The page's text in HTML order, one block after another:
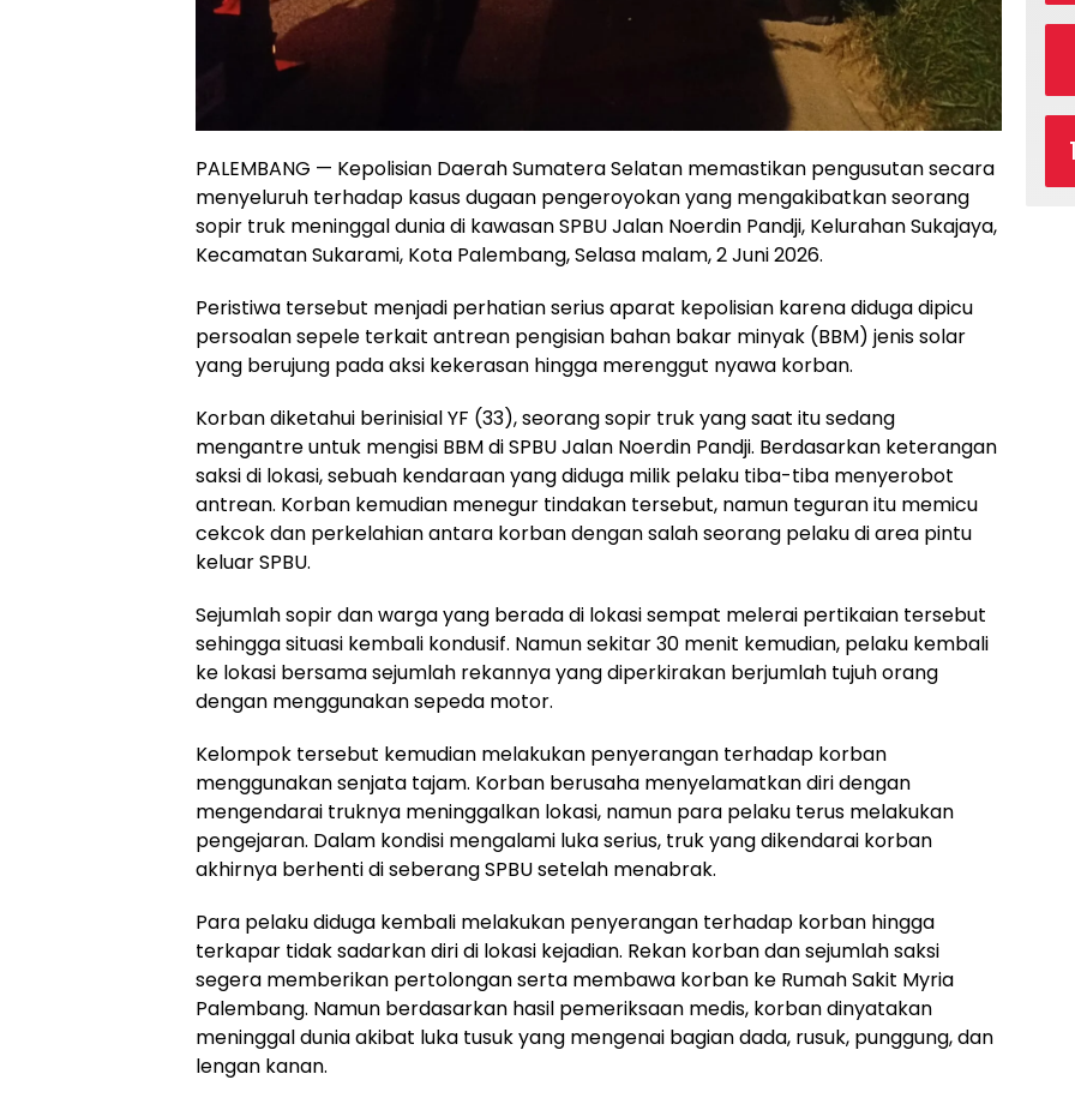
PALEMBANG — Kepolisian Daerah Sumatera Selatan memastikan pengusutan secara
menyeluruh terhadap kasus dugaan pengeroyokan yang mengakibatkan seorang
sopir truk meninggal dunia di kawasan SPBU Jalan Noerdin Pandji, Kelurahan Sukajaya,
Kecamatan Sukarami, Kota Palembang, Selasa malam, 2 Juni 2026.
Peristiwa tersebut menjadi perhatian serius aparat kepolisian karena diduga dipicu
persoalan sepele terkait antrean pengisian bahan bakar minyak (BBM) jenis solar
yang berujung pada aksi kekerasan hingga merenggut nyawa korban.
Korban diketahui berinisial YF (33), seorang sopir truk yang saat itu sedang
mengantre untuk mengisi BBM di SPBU Jalan Noerdin Pandji. Berdasarkan keterangan
saksi di lokasi, sebuah kendaraan yang diduga milik pelaku tiba-tiba menyerobot
antrean. Korban kemudian menegur tindakan tersebut, namun teguran itu memicu
cekcok dan perkelahian antara korban dengan salah seorang pelaku di area pintu
keluar SPBU.
Sejumlah sopir dan warga yang berada di lokasi sempat melerai pertikaian tersebut
sehingga situasi kembali kondusif. Namun sekitar 30 menit kemudian, pelaku kembali
ke lokasi bersama sejumlah rekannya yang diperkirakan berjumlah tujuh orang
dengan menggunakan sepeda motor.
Kelompok tersebut kemudian melakukan penyerangan terhadap korban
menggunakan senjata tajam. Korban berusaha menyelamatkan diri dengan
mengendarai truknya meninggalkan lokasi, namun para pelaku terus melakukan
pengejaran. Dalam kondisi mengalami luka serius, truk yang dikendarai korban
akhirnya berhenti di seberang SPBU setelah menabrak.
Para pelaku diduga kembali melakukan penyerangan terhadap korban hingga
terkapar tidak sadarkan diri di lokasi kejadian. Rekan korban dan sejumlah saksi
segera memberikan pertolongan serta membawa korban ke Rumah Sakit Myria
Palembang. Namun berdasarkan hasil pemeriksaan medis, korban dinyatakan
meninggal dunia akibat luka tusuk yang mengenai bagian dada, rusuk, punggung, dan
lengan kanan.